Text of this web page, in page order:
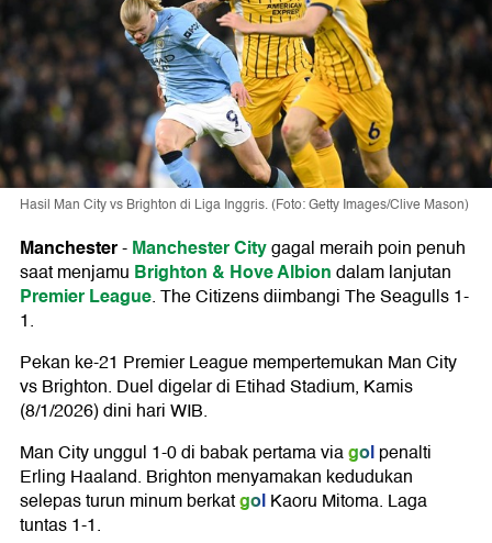
Hasil Man City vs Brighton di Liga Inggris. (Foto: Getty Images/Clive Mason)
Manchester-Manchester Citygagal meraih poin penuh
saat menjamu Brighton & Hove Albiondalam lanjutan
Premier League. The Citizens diimbangi The Seagulls 1-
1.
Pekan ke-21 Premier League mempertemukan Man City
vs Brighton. Duel digelar di Etihad Stadium, Kamis
(8/1/2026) dini hari WIB.
Man City unggul 1-0 di babak pertama viagolpenalti
Erling Haaland. Brighton menyamakan kedudukan
selepas turun minum berkatgolKaoru Mitoma. Laga
tuntas 1-1.